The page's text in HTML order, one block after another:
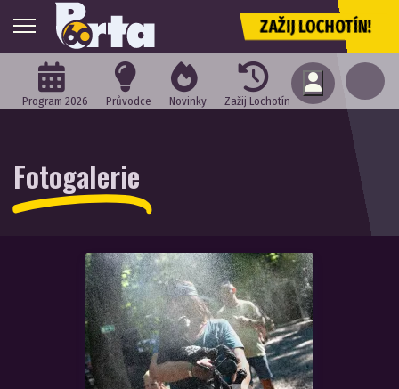
ZAŽIJ LOCHOTÍN!
Program 2026 Průvodce Novinky Zažij Lochotín
Fotogalerie